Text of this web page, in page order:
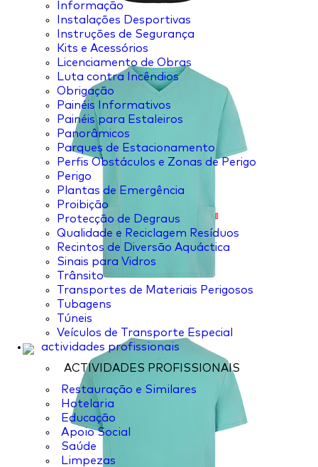
Informação
Instalações Desportivas
Instruções de Segurança
Kits e Acessórios
Licenciamento de Obras
Luta contra Incêndios
Obrigação
Painéis Informativos
Painéis para Estaleiros
Panorâmicos
Parques de Estacionamento
Perfis Obstáculos e Zonas de Perigo
Perigo
Plantas de Emergência
Proibição
Protecção de Degraus
Qualidade e Reciclagem Resíduos
Recintos de Diversão Aquáctica
Sinais para Vidros
Trânsito
Transportes de Materiais Perigosos
Tubagens
Túneis
Veículos de Transporte Especial
actividades profissionais
ACTIVIDADES PROFISSIONAIS
Restauração e Similares
Hotelaria
Educação
Apoio Social
Saúde
Limpezas